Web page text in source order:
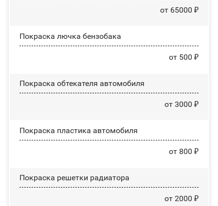
от 65000 ₽
Покраска лючка бензобака
от 500 ₽
Покраска обтекателя автомобиля
от 3000 ₽
Покраска пластика автомобиля
от 800 ₽
Покраска решетки радиатора
от 2000 ₽